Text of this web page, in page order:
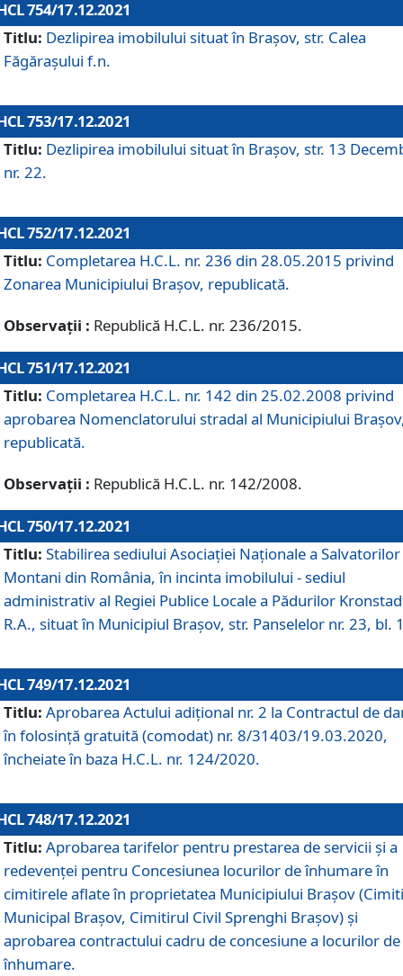
754/17.12.2021
Titlu: Dezlipirea imobilului situat în Brașov, str. Calea
Făgărașului f.n.
753/17.12.2021
Titlu: Dezlipirea imobilului situat în Brașov, str. 13
nr. 22.
752/17.12.2021
Titlu: Completarea H.C.L. nr. 236 din 28.05.2015 privind
Zonarea Municipiului Braşov, republicată.
Observații : Republică H.C.L. nr. 236/2015.
751/17.12.2021
Titlu: Completarea H.C.L. nr. 142 din 25.02.2008 privind
aprobarea Nomenclatorului stradal al Municipiului
republicată.
Observații : Republică H.C.L. nr. 142/2008.
750/17.12.2021
Titlu: Stabilirea sediului Asociației Naționale a Salvatorilor
Montani din România, în incinta imobilului - sediul
administrativ al Regiei Publice Locale a Pădurilor
R.A., situat în Municipiul Braşov, str. Panselelor nr. 23, bl.
749/17.12.2021
Titlu: Aprobarea Actului adițional nr. 2 la Contractul de
în folosință gratuită (comodat) nr. 8/31403/19.03.2020,
încheiate în baza H.C.L. nr. 124/2020.
748/17.12.2021
Titlu: Aprobarea tarifelor pentru prestarea de servicii şi a
redevenţei pentru Concesiunea locurilor de înhumare în
cimitirele aflate în proprietatea Municipiului Braşov
Municipal Braşov, Cimitirul Civil Sprenghi Braşov) şi
aprobarea contractului cadru de concesiune a locurilor de
înhumare.